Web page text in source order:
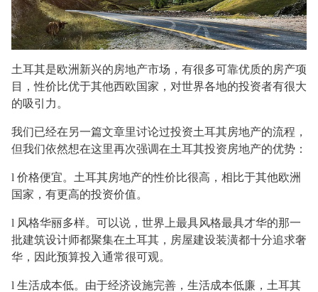
土耳其是欧洲新兴的房地产市场 ， 有很多可靠优质的房产项
目，性价比优于其他西欧国家 ，对世界各地的投资者有很大
的吸引力 。
我们已经在另一篇文章里讨论过投资土耳其房地产的流程 ，
但我们依然想在这里再次强调在土耳其投资房地产的优势 ：
l 价格便宜。土耳其房地产的性价比很高，相比于其他欧洲
国家，有更高的投资价值。
l 风格华丽多样。可以说，世界上最具风格最具才华的那一
批建筑设计师都聚集在土耳其 ， 房屋建设装潢都十分追求奢
华，因此预算投入通常很可观。
l 生活成本低。由于经济设施完善，生活成本低廉， 土耳其